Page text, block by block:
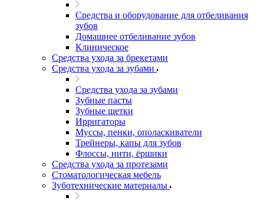
Средства и оборудование для отбеливания
зубов
Домашнее отбеливание зубов
Клиническое
Средства ухода за брекетами
Средства ухода за зубами
Средства ухода за зубами
Зубные пасты
Зубные щетки
Ирригаторы
Муссы, пенки, ополаскиватели
Трейнеры, капы для зубов
Флоссы, нити, ёршики
Средства ухода за протезами
Стоматологическая мебель
Зуботехнические материалы